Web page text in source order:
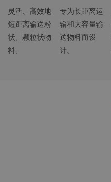
灵活、高效地
短距离输送粉
状、颗粒状物
料。
专为长距离运
输和大容量输
送物料而设
计。